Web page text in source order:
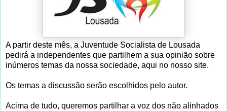
A partir deste mês, a Juventude Socialista de Lousada
pedirá a independentes que partilhem a sua opinião sobre
inúmeros temas da nossa sociedade, aqui no nosso site.
Os temas a discussão serão escolhidos pelo autor.
Acima de tudo, queremos partilhar a voz dos não alinhados